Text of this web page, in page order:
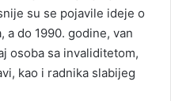
su se pojavile ideje o
do 1990. godine, van
osoba sa invaliditetom,
kao i radnika slabijeg